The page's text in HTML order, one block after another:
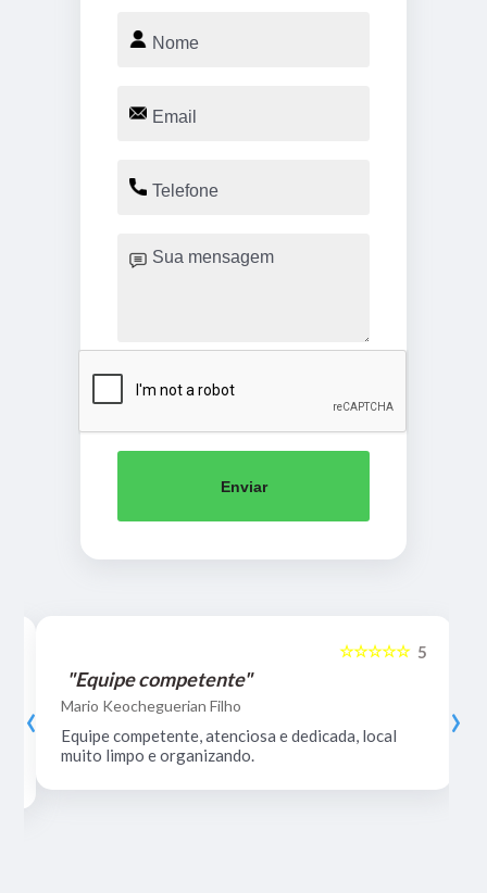
Enviar
5
☆☆☆☆☆
"Equipe competente"
Mario Keocheguerian Filho
Equipe competente, atenciosa e dedicada, local
muito limpo e organizando.
‹ ›